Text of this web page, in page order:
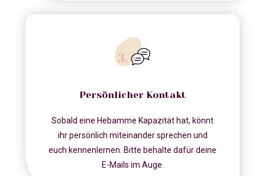
Persönlicher Kontakt
Sobald eine Hebamme Kapazität hat, könnt
ihr persönlich miteinander sprechen und
euch kennenlernen. Bitte behalte dafür deine
E-Mails im Auge.